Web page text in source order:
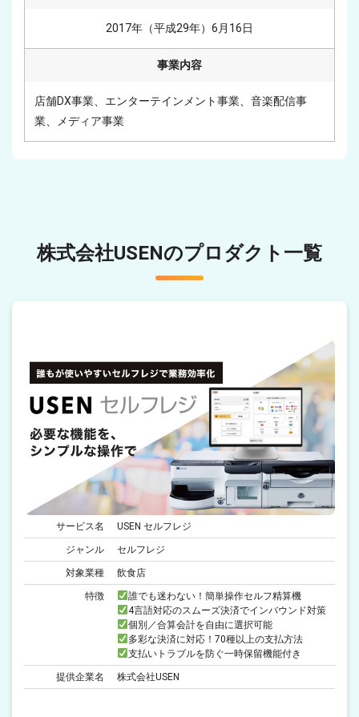
2017年（平成29年）6月16日
事業内容
店舗DX事業、エンターテインメント事業、音楽配信事
業、メディア事業
株式会社USENのプロダクト一覧
サービス名 USEN セルフレジ
ジャンル セルフレジ
対象業種 飲食店
特徴
誰でも迷わない！簡単操作セルフ精算機
4言語対応のスムーズ決済でインバウンド対策
個別／合算会計を自由に選択可能
多彩な決済に対応！70種以上の支払方法
支払いトラブルを防ぐ一時保留機能付き
提供企業名 株式会社USEN